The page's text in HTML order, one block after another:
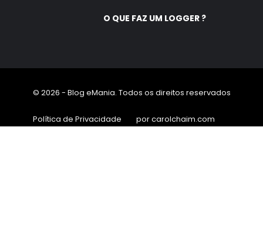
O QUE FAZ UM LOGGER ?
© 2026 - Blog eMania. Todos os direitos reservados
Política de Privacidade por carolchaim.com